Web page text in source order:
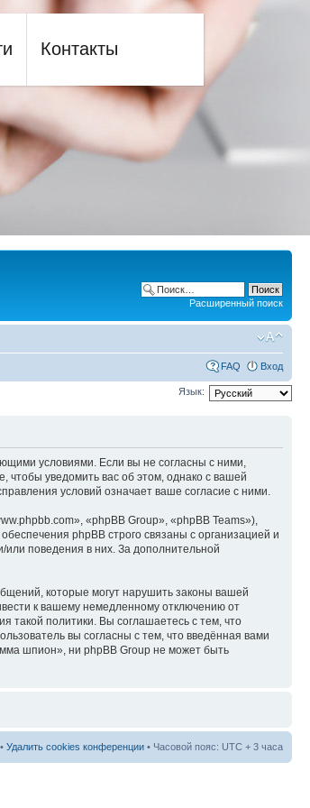
Контакты
Расширенный поиск
FAQ Вход
Язык:
условиями. Если вы не согласны с ними,
уведомить вас об этом, однако с вашей
условий означает ваше согласие с ними.
«phpBB Group», «phpBB Teams»),
phpBB строго связаны с организацией и
или поведения в них. За дополнительной
которые могут нарушить законы вашей
к вашему немедленному отключению от
такой политики. Вы соглашаетесь с тем, что
вы согласны с тем, что введённая вами
шпион», ни phpBB Group не может быть
• Удалить cookies конференции • Часовой пояс: UTC + 3 часа